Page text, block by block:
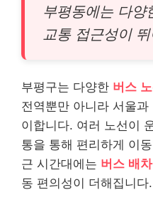
부평동에는 다양
교통 접근성이
부평구는 다양한 버스
전역뿐만 아니라 서울
이합니다. 여러 노선이
통을 통해 편리하게 이
근 시간대에는 버스 배
동 편의성이 더해집니다.